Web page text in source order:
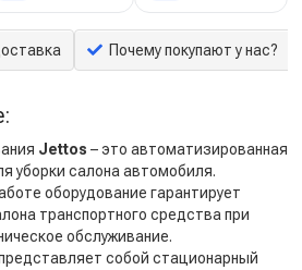
Почему покупают у нас?
Jettos – это автоматизированная
уборки салона автомобиля.
оборудование гарантирует
транспортного средства при
обслуживание.
собой стационарный